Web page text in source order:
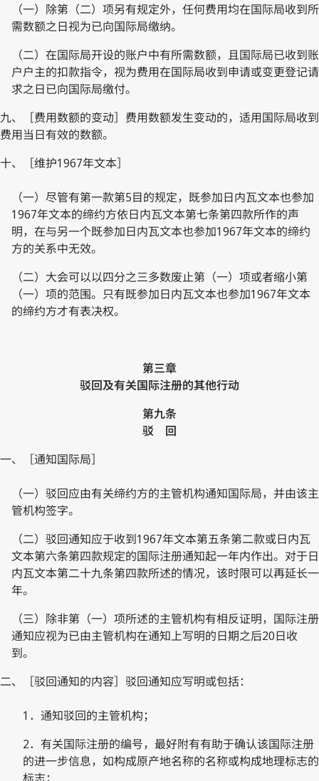
（一）除第（二）项另有规定外，任何费用均在国际局收到所
需数额之日视为已向国际局缴纳。
（二）在国际局开设的账户中有所需数额，且国际局已收到账
户户主的扣款指令，视为费用在国际局收到申请或变更登记请
求之日已向国际局缴付。
九、［费用数额的变动］费用数额发生变动的，适用国际局收到
费用当日有效的数额。
十、［维护1967年文本］
（一）尽管有第一款第5目的规定，既参加日内瓦文本也参加
1967年文本的缔约方依日内瓦文本第七条第四款所作的声
明，在与另一个既参加日内瓦文本也参加1967年文本的缔约
方的关系中无效。
（二）大会可以以四分之三多数废止第（一）项或者缩小第
（一）项的范围。只有既参加日内瓦文本也参加1967年文本
的缔约方才有表决权。
第三章
驳回及有关国际注册的其他行动
第九条
驳 回
一、［通知国际局］
（一）驳回应由有关缔约方的主管机构通知国际局，并由该主
管机构签字。
（二）驳回通知应于收到1967年文本第五条第二款或日内瓦
文本第六条第四款规定的国际注册通知起一年内作出。对于日
内瓦文本第二十九条第四款所述的情况，该时限可以再延长一
年。
（三）除非第（一）项所述的主管机构有相反证明，国际注册
通知应视为已由主管机构在通知上写明的日期之后20日收
到。
二、［驳回通知的内容］驳回通知应写明或包括：
1．通知驳回的主管机构；
2．有关国际注册的编号，最好附有有助于确认该国际注册
的进一步信息，如构成原产地名称的名称或构成地理标志的